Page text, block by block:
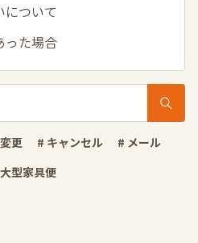
について
った場合
更 # キャンセル
# メール
型家具便